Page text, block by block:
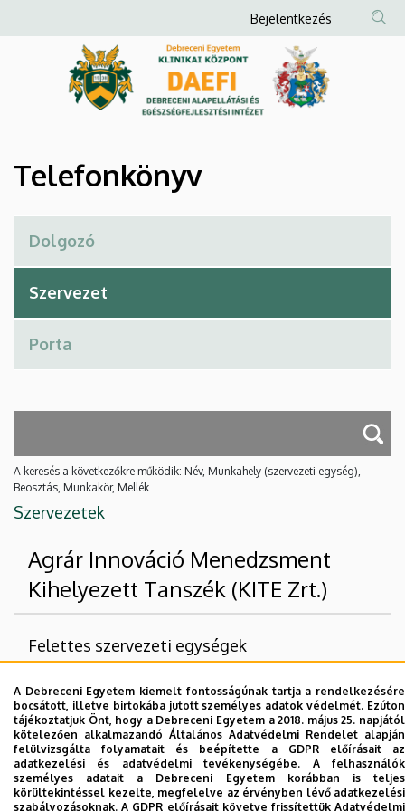
Debreceni
és
Egészségfejlesztési
Intézet
a
Anonim
Felhasználói
fiók
menüje
Bejelentkezés
Telefonkönyv
A keresés a következőkre működik: Név, Munkahely (szervezeti egység),
Beosztás, Munkakör, Mellék
Szervezetek
Agrár Innováció Menedzsment
Kihelyezett Tanszék (KITE Zrt.)
Felettes szervezeti egységek
Debreceni Egyetem
Mezőgazdaság-, Élelmiszertudományi és
Környezetgazdálkodási Kar
Nincs találat.
A Debreceni Egyetem kiemelt fontosságúnak tartja a rendelkezésére
bocsátott, illetve birtokába jutott személyes adatok védelmét. Ezúton
tájékoztatjuk Önt, hogy a Debreceni Egyetem a 2018. május 25. napjától
kötelezően alkalmazandó Általános Adatvédelmi Rendelet alapján
felülvizsgálta folyamatait és beépítette a GDPR előírásait az
adatkezelési és adatvédelmi tevékenységébe. A felhasználók
személyes adatait a Debreceni Egyetem korábban is teljes
körültekintéssel kezelte, megfelelve az érvényben lévő adatkezelési
szabályozásoknak. A GDPR előírásait követve frissítettük Adatvédelmi